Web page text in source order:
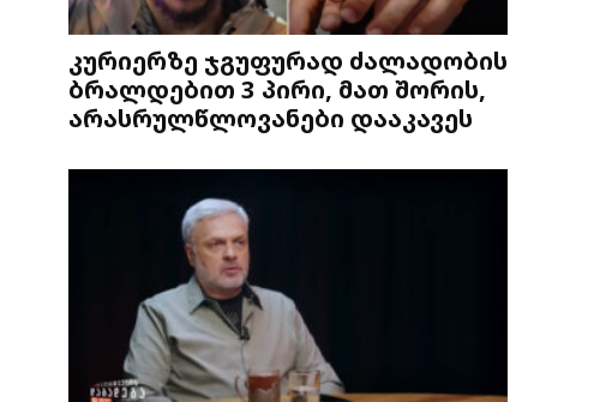
კურიერზე ჯგუფურად ძალადობის
ბრალდებით 3 პირი, მათ შორის,
არასრულწლოვანები დააკავეს